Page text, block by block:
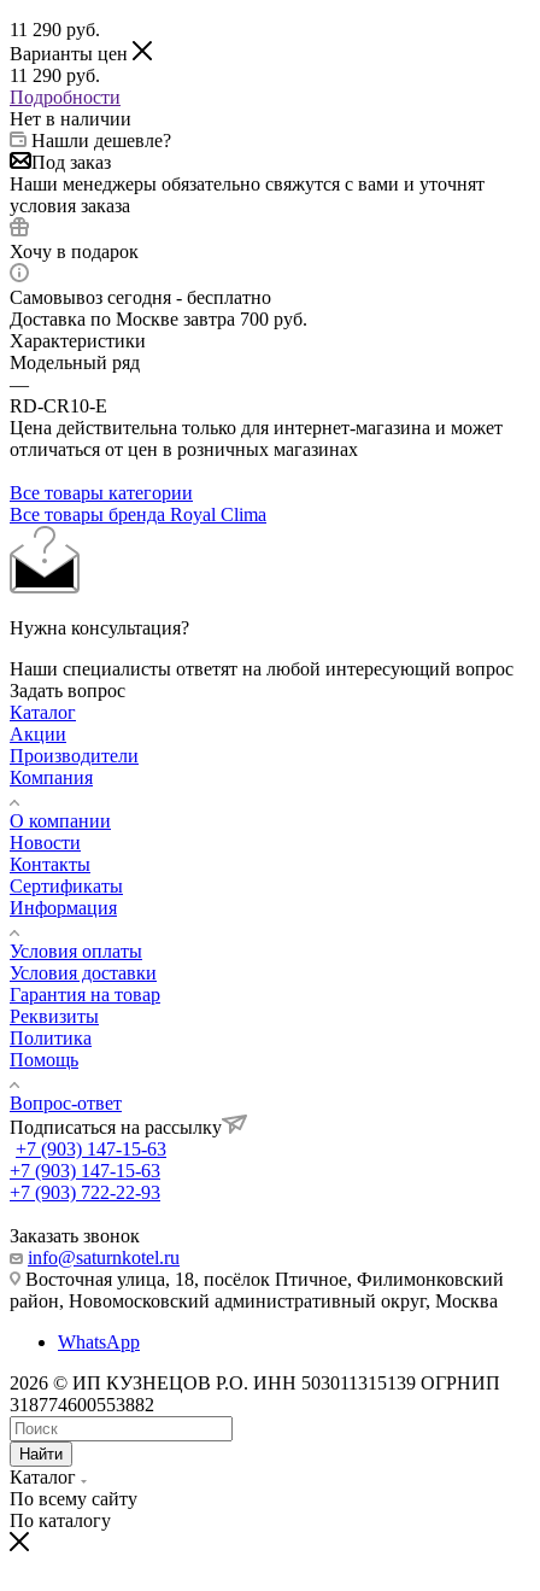
11 290 руб.
Варианты цен
11 290 руб.
Подробности
Нет в наличии
Нашли дешевле?
Под заказ
Наши менеджеры обязательно свяжутся с вами и уточнят
условия заказа
Хочу в подарок
Самовывоз сегодня - бесплатно
Доставка по Москве завтра 700 руб.
Характеристики
Модельный ряд
—
RD-CR10-E
Цена действительна только для интернет-магазина и может
отличаться от цен в розничных магазинах
Все товары категории
Все товары бренда Royal Clima
Нужна консультация?
Наши специалисты ответят на любой интересующий вопрос
Задать вопрос
Каталог
Акции
Производители
Компания
О компании
Новости
Контакты
Сертификаты
Информация
Условия оплаты
Условия доставки
Гарантия на товар
Реквизиты
Политика
Помощь
Вопрос-ответ
Подписаться на рассылку
+7 (903) 147-15-63
+7 (903) 147-15-63
+7 (903) 722-22-93
Заказать звонок
info@saturnkotel.ru
Восточная улица, 18, посёлок Птичное, Филимонковский
район, Новомосковский административный округ, Москва
WhatsApp
2026 © ИП КУЗНЕЦОВ Р.О. ИНН 503011315139 ОГРНИП
318774600553882
Найти
Каталог
По всему сайту
По каталогу